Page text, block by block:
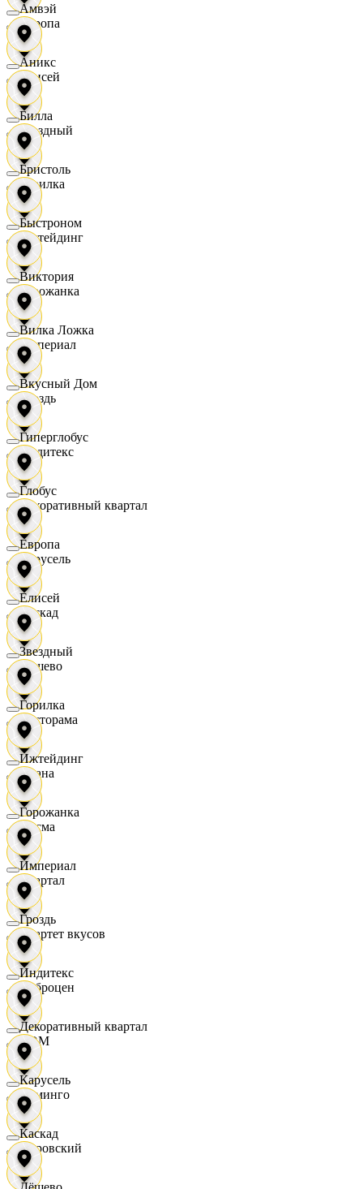
Европа
Елисей
Звездный
Горилка
Ижтейдинг
Горожанка
Империал
Гроздь
Индитекс
Декоративный квартал
Карусель
Каскад
Дёшево
Касторама
Диана
Дисма
Квартал
Квартет вкусов
Доброцен
ДОМ
Доминго
Кировский
Амвэй
Аникс
Билла
Бристоль
Быстроном
Виктория
Вилка Ложка
Вкусный Дом
Гиперглобус
Глобус
Европа
Елисей
Звездный
Горилка
Ижтейдинг
Горожанка
Империал
Гроздь
Индитекс
Декоративный квартал
Карусель
Каскад